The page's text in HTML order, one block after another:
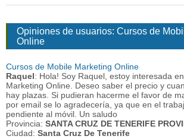
Opiniones de usuarios: Cursos de
Online
Cursos de Mobile Marketing Online
Raquel: Hola! Soy Raquel, estoy interesada
Marketing Online. Deseo saber el precio y
hay plazas. Si pudieran hacerme el favor de
por email se lo agradecería, ya que en el
pendiente al móvil. Un saludo
Provincia: SANTA CRUZ DE TENERIFE
Ciudad: Santa Cruz De Tenerife